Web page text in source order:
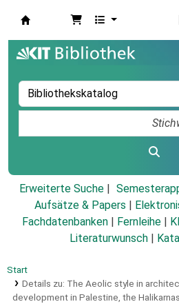
Erweiterte Suche
Aufsätze & Papers
Fachdatenbanken
Fernleihe
Literaturwunsch
Start
Details zu: The Aeolic style in
development in Palestine, the